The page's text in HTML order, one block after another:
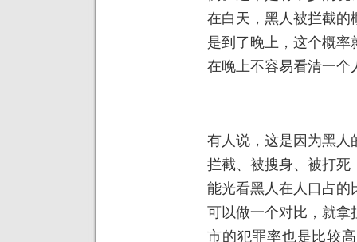
在白天，黑人被拦截的
是到了晚上，这个概
在晚上不容易看清一个
有人说，这是因为黑人
拦截、被搜身、被打死
能光看黑人在人口占的
可以做一个对比，就拿
市的犯罪率也是比较